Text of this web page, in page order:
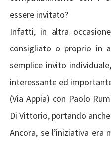
essere invitato?
Infatti, in altra
consigliato o proprio in
semplice invito
interessante ed
(Via Appia) con Paolo
Di Vittorio, portando
Ancora, se l’iniziativa